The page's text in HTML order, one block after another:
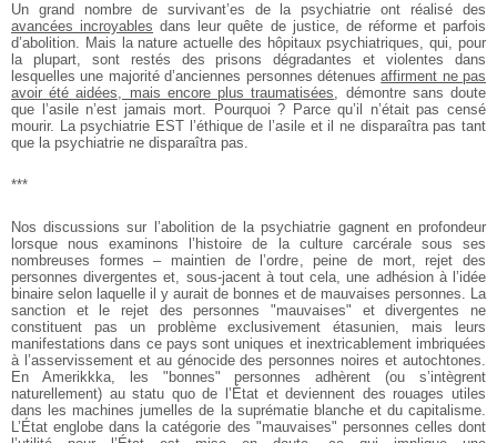
Un grand nombre de survivant’es de la psychiatrie ont réalisé des
avancées incroyables dans leur quête de justice, de réforme et parfois
d’abolition. Mais la nature actuelle des hôpitaux psychiatriques, qui, pour
la plupart, sont restés des prisons dégradantes et violentes dans
lesquelles une majorité d’anciennes personnes détenuesaffirment ne pas
avoir été aidées, mais encore plus traumatisées, démontre sans doute
que l’asile n’est jamais mort. Pourquoi ? Parce qu’il n’était pas censé
mourir. La psychiatrie EST l’éthique de l’asile et il ne disparaîtra pas tant
que la psychiatrie ne disparaîtra pas.
***
Nos discussions sur l’abolition de la psychiatrie gagnent en profondeur
lorsque nous examinons l’histoire de la culture carcérale sous ses
nombreuses formes – maintien de l’ordre, peine de mort, rejet des
personnes divergentes et, sous-jacent à tout cela, une adhésion à l’idée
binaire selon laquelle il y aurait de bonnes et de mauvaises personnes. La
sanction et le rejet des personnes "mauvaises" et divergentes ne
constituent pas un problème exclusivement étasunien, mais leurs
manifestations dans ce pays sont uniques et inextricablement imbriquées
à l’asservissement et au génocide des personnes noires et autochtones.
En Amerikkka, les "bonnes" personnes adhèrent (ou s’intègrent
naturellement) au statu quo de l’État et deviennent des rouages utiles
dans les machines jumelles de la suprématie blanche et du capitalisme.
L’État englobe dans la catégorie des "mauvaises" personnes celles dont